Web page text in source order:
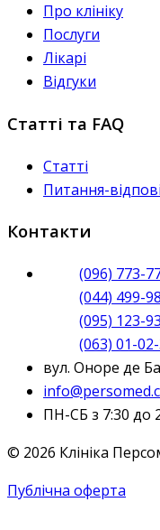
Про клініку
Послуги
Лікарі
Відгуки
Статті та FAQ
Статті
Питання-
Контакти
(096) 773-
(044) 499-
(095) 123-
(063) 01-
вул. Оноре де
ПН-СБ з 7:30 до
© 2026 Клініка
Публічна оферта